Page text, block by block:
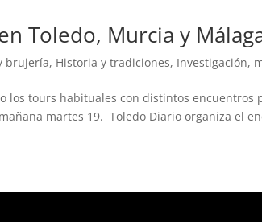
Toledo, Murcia y
brujería, Historia y tradiciones, Investigación,
los tours habituales con distintos encuentros
martes 19. Toledo Diario organiza el